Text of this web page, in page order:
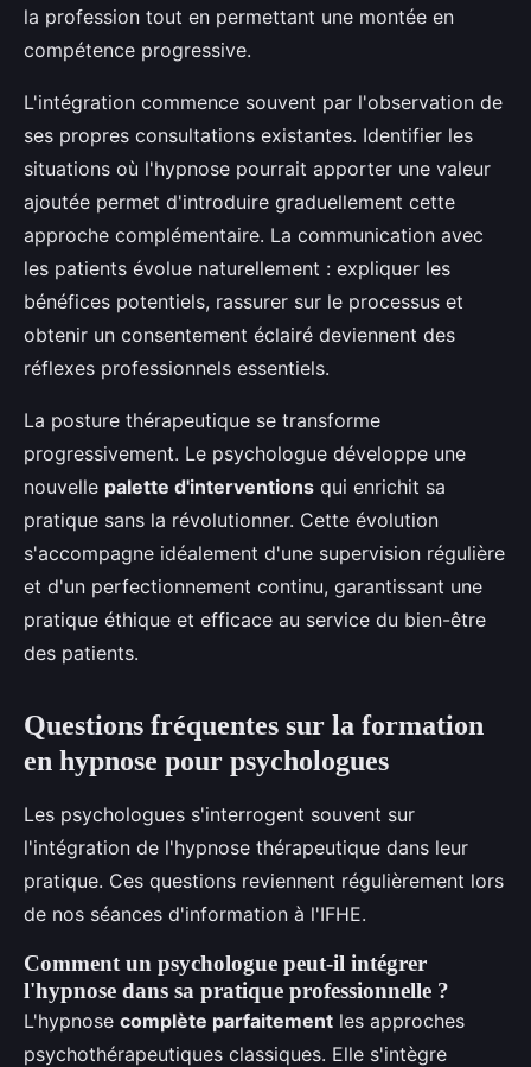
la profession tout en permettant une montée en
compétence progressive.
L'intégration commence souvent par l'observation de
ses propres consultations existantes. Identifier les
situations où l'hypnose pourrait apporter une valeur
ajoutée permet d'introduire graduellement cette
approche complémentaire. La communication avec
les patients évolue naturellement : expliquer les
bénéfices potentiels, rassurer sur le processus et
obtenir un consentement éclairé deviennent des
réflexes professionnels essentiels.
La posture thérapeutique se transforme
progressivement. Le psychologue développe une
nouvelle palette d'interventions qui enrichit sa
pratique sans la révolutionner. Cette évolution
s'accompagne idéalement d'une supervision régulière
et d'un perfectionnement continu, garantissant une
pratique éthique et efficace au service du bien-être
des patients.
Questions fréquentes sur la formation
en hypnose pour psychologues
Les psychologues s'interrogent souvent sur
l'intégration de l'hypnose thérapeutique dans leur
pratique. Ces questions reviennent régulièrement lors
de nos séances d'information à l'IFHE.
Comment un psychologue peut-il intégrer
l'hypnose dans sa pratique professionnelle ?
L'hypnose complète parfaitement les approches
psychothérapeutiques classiques. Elle s'intègre